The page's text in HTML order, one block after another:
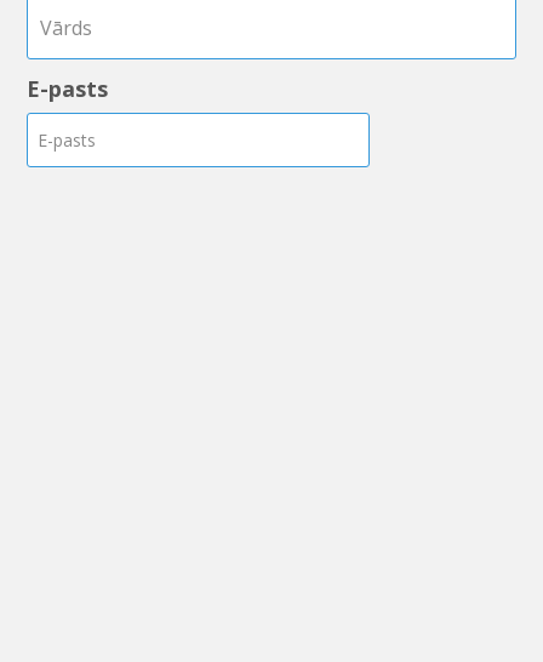
E-pasts